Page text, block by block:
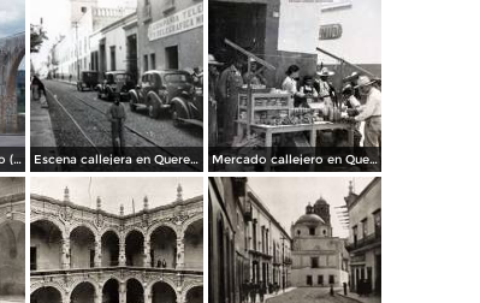
Acueducto de Querétaro (1954) Escena callejera en Queretaro. Mercado callejero en Queretaro.